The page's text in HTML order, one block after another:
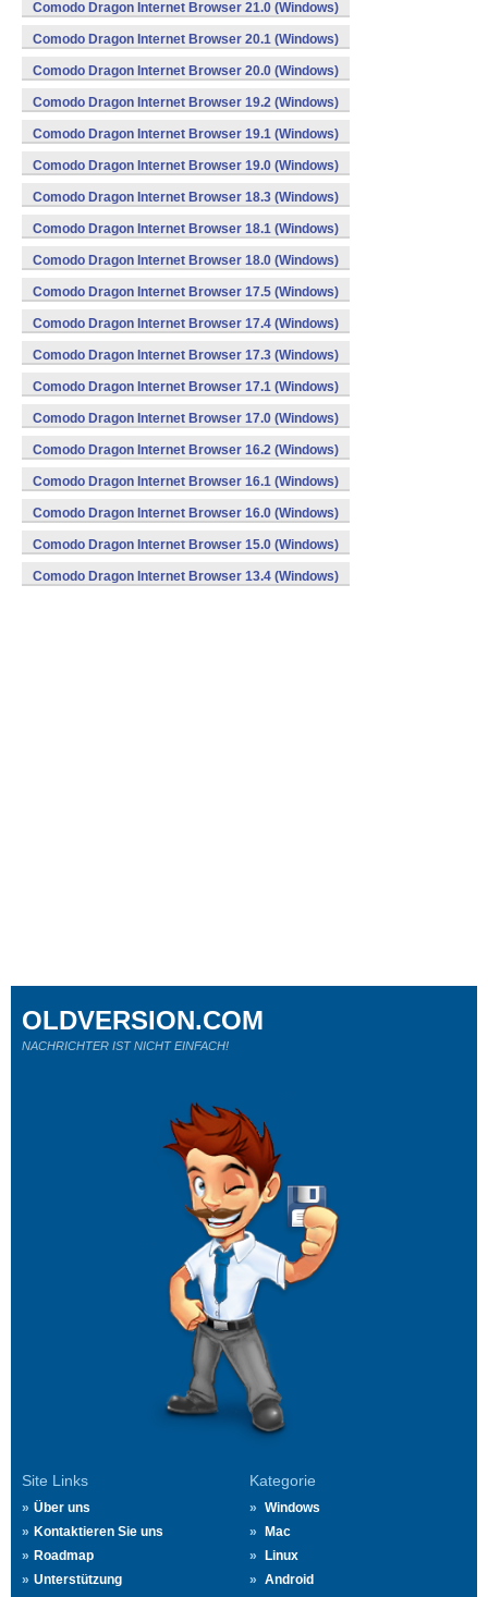
Comodo Dragon Internet Browser 21.0 (Windows)
Comodo Dragon Internet Browser 20.1 (Windows)
Comodo Dragon Internet Browser 20.0 (Windows)
Comodo Dragon Internet Browser 19.2 (Windows)
Comodo Dragon Internet Browser 19.1 (Windows)
Comodo Dragon Internet Browser 19.0 (Windows)
Comodo Dragon Internet Browser 18.3 (Windows)
Comodo Dragon Internet Browser 18.1 (Windows)
Comodo Dragon Internet Browser 18.0 (Windows)
Comodo Dragon Internet Browser 17.5 (Windows)
Comodo Dragon Internet Browser 17.4 (Windows)
Comodo Dragon Internet Browser 17.3 (Windows)
Comodo Dragon Internet Browser 17.1 (Windows)
Comodo Dragon Internet Browser 17.0 (Windows)
Comodo Dragon Internet Browser 16.2 (Windows)
Comodo Dragon Internet Browser 16.1 (Windows)
Comodo Dragon Internet Browser 16.0 (Windows)
Comodo Dragon Internet Browser 15.0 (Windows)
Comodo Dragon Internet Browser 13.4 (Windows)
Site Links
Über uns
Kontaktieren Sie uns
Roadmap
Unterstützung
Kategorie
Windows
Mac
Linux
Android
OLDVERSION.COM
NACHRICHTER IST NICHT EINFACH!